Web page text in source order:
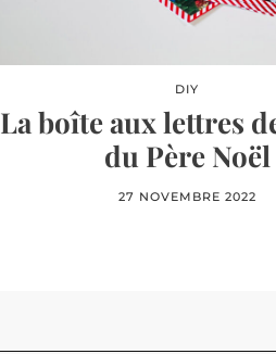
DIY
La boîte aux lettres
du Père Noël
27 NOVEMBRE 2022